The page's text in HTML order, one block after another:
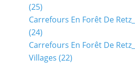
(25)
Carrefours En Forêt De
(24)
Carrefours En Forêt De
Villages (22)